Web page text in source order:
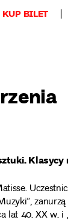
KUP BILET
Klasycy
40. XX w.